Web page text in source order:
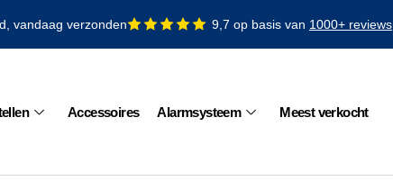
vandaag verzonden 9,7 op basis van 1000+ reviews
Accessoires Alarmsysteem Meest verkocht